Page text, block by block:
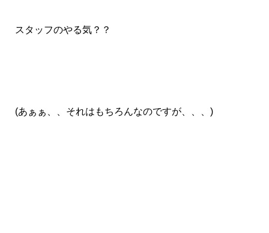
スタッフのやる気？？
(あぁぁ、、それはもちろんなのですが、、、)